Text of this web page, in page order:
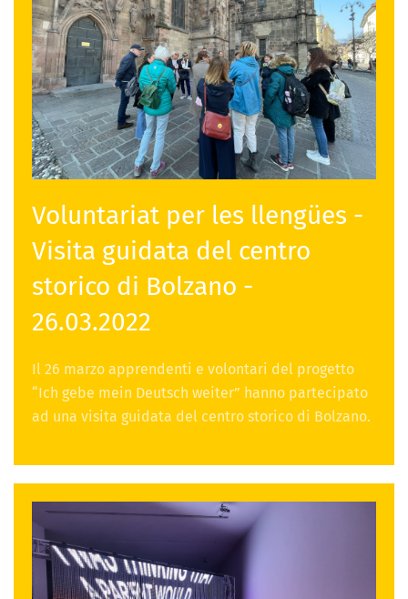
Voluntariat per les llengües -
Visita guidata del centro
storico di Bolzano -
26.03.2022
Il 26 marzo apprendenti e volontari del progetto
“Ich gebe mein Deutsch weiter” hanno partecipato
ad una visita guidata del centro storico di Bolzano.